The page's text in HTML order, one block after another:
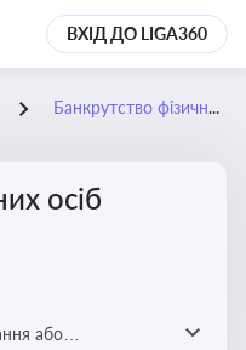
ВХІД ДО LIGA360
Банкрутство фізичних осіб
осіб
або